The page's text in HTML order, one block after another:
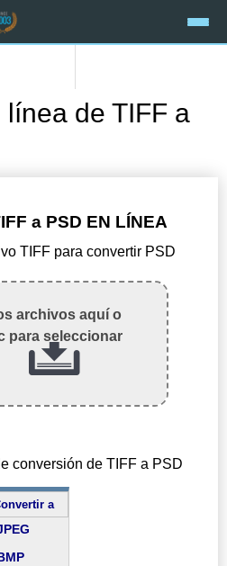
de TIFF a
a PSD EN LÍNEA
TIFF para convertir PSD
archivos aquí o
para seleccionar
conversión de TIFF a PSD
a